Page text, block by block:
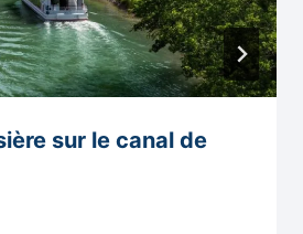
sur le canal de